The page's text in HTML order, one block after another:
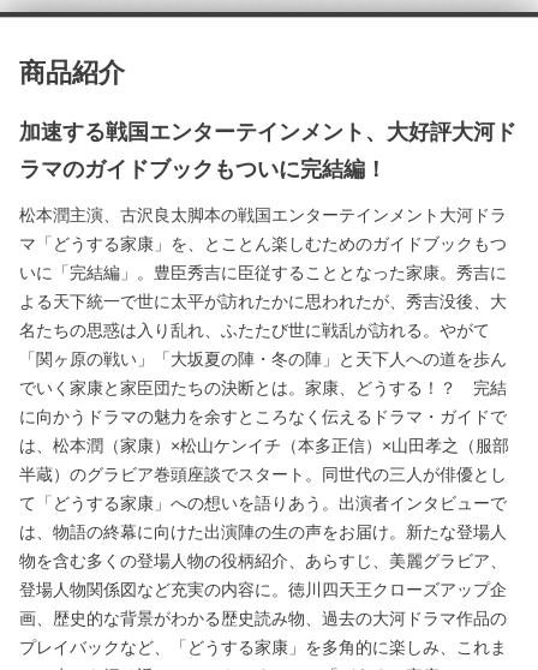
商品紹介
加速する戦国エンターテインメント、大好評大河ド
ラマのガイドブックもついに完結編！
松本潤主演、古沢良太脚本の戦国エンターテインメント大河ドラ
マ「どうする家康」を、とことん楽しむためのガイドブックもつ
いに「完結編」。豊臣秀吉に臣従することとなった家康。秀吉に
よる天下統一で世に太平が訪れたかに思われたが、秀吉没後、大
名たちの思惑は入り乱れ、ふたたび世に戦乱が訪れる。やがて
「関ヶ原の戦い」「大坂夏の陣・冬の陣」と天下人への道を歩ん
でいく家康と家臣団たちの決断とは。家康、どうする！？ 完結
に向かうドラマの魅力を余すところなく伝えるドラマ・ガイドで
は、松本潤（家康）×松山ケンイチ（本多正信）×山田孝之（服部
半蔵）のグラビア巻頭座談でスタート。同世代の三人が俳優とし
て「どうする家康」への想いを語りあう。出演者インタビューで
は、物語の終幕に向けた出演陣の生の声をお届け。新たな登場人
物を含む多くの登場人物の役柄紹介、あらすじ、美麗グラビア、
登場人物関係図など充実の内容に。徳川四天王クローズアップ企
画、歴史的な背景がわかる歴史読み物、過去の大河ドラマ作品の
プレイバックなど、「どうする家康」を多角的に楽しみ、これま